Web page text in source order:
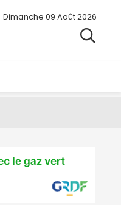
Dimanche 09 Août 2026